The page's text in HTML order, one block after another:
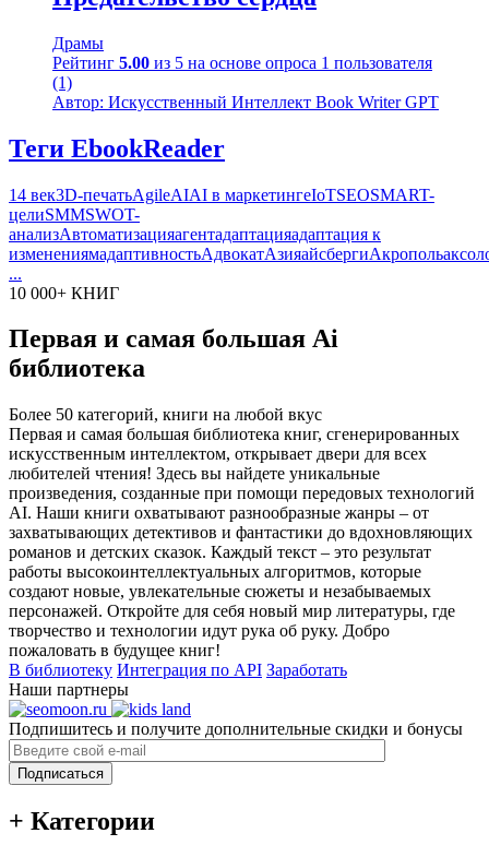
Драмы
Рейтинг 5.00 из 5 на основе опроса 1 пользователя
(1)
Автор: Искусственный Интеллект Book Writer GPT
Теги EbookReader
14 век3D-печатьAgileAIAI в маркетингеIoTSEOSMART-
целиSMMSWOT-
анализАвтоматизацияагентадаптацияадаптация к
изменениямадаптивностьАдвокатАзияайсбергиАкрополь
...
10 000+ КНИГ
Первая и самая большая Ai
библиотека
Более 50 категорий, книги на любой вкус
Первая и самая большая библиотека книг, сгенерированных
искусственным интеллектом, открывает двери для всех
любителей чтения! Здесь вы найдете уникальные
произведения, созданные при помощи передовых технологий
AI. Наши книги охватывают разнообразные жанры – от
захватывающих детективов и фантастики до вдохновляющих
романов и детских сказок. Каждый текст – это результат
работы высокоинтеллектуальных алгоритмов, которые
создают новые, увлекательные сюжеты и незабываемых
персонажей. Откройте для себя новый мир литературы, где
творчество и технологии идут рука об руку. Добро
пожаловать в будущее книг!
В библиотеку Интеграция по API Заработать
Наши партнеры
Подпишитесь и получите дополнительные скидки и бонусы
Подписаться
+ Категории